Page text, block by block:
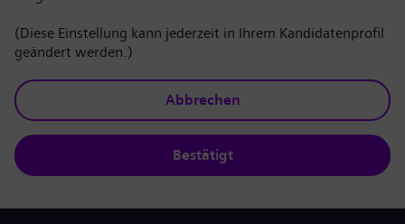
(Diese Einstellung kann jederzeit in Ihrem Kandidatenprofil
geändert werden.)
Abbrechen
Bestätigt